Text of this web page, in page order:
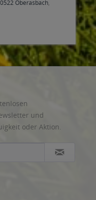
Oberasbach,
und
oder Aktion.